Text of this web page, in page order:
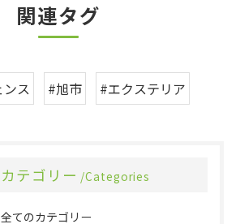
関連タグ
ス #旭市 #エクステリア
カテゴリー Categories
全てのカテゴリー